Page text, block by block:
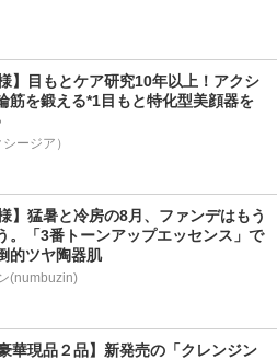
】目もとケア研究10年以上！アクシ
筋を鍛える*1目もと特化型美顔器を
ージア）
】猛暑と冷房の8月、ファンデはもう
。「3番トーンアップエッセンス」で
的ツヤ陶器肌
(numbuzin)
華現品２品】新発売の「クレンジン